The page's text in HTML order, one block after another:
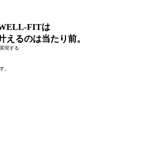
FITは
えるのは当たり前。
現する
。